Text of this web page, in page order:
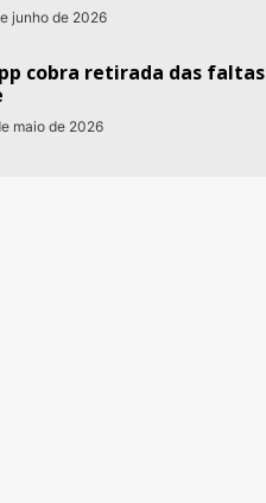
junho de 2026
cobra retirada das faltas
maio de 2026